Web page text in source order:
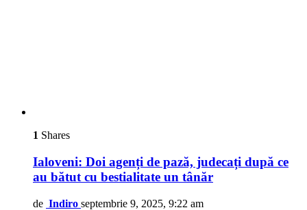
1 Shares
Ialoveni: Doi agenți de pază, judecați după ce
au bătut cu bestialitate un tânăr
de Indiro septembrie 9, 2025, 9:22 am